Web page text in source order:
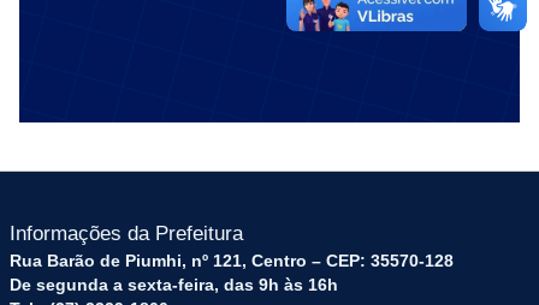
Informações da Prefeitura
Rua Barão de Piumhi, nº 121, Centro – CEP: 35570-128
De segunda a sexta-feira, das 9h às 16h